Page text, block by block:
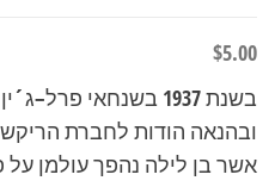
$5.00
בשנת 1937 בשנחאי
ובהנאה הודות לחברת
אשר בן לילה נהפך עולמן